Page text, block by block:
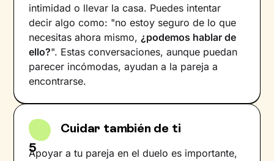
intimidad o llevar la casa. Puedes intentar
decir algo como: "no estoy seguro de lo que
necesitas ahora mismo, ¿podemos hablar de
ello?". Estas conversaciones, aunque puedan
parecer incómodas, ayudan a la pareja a
encontrarse.
5
Cuidar también de ti
Apoyar a tu pareja en el duelo es importante,